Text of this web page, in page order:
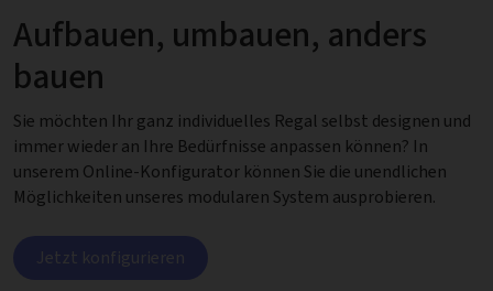
Aufbauen, umbauen, anders
bauen
Sie möchten Ihr ganz individuelles Regal selbst designen und
immer wieder an Ihre Bedürfnisse anpassen können? In
unserem Online-Konfigurator können Sie die unendlichen
Möglichkeiten unseres modularen System ausprobieren.
Jetzt konfigurieren